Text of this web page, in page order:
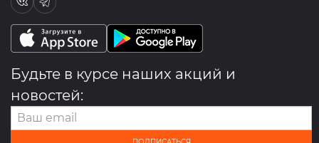
Будьте в курсе наших акций и
новостей: